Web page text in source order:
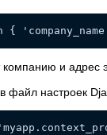
и адрес
файл настроек